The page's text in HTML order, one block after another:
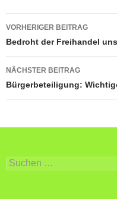
VORHERIGER BEITRAG
Bedroht der Freihandel
NÄCHSTER BEITRAG
Bürgerbeteiligung:
Suche
nach: